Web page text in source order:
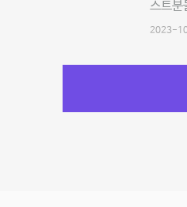
스트분
2023-